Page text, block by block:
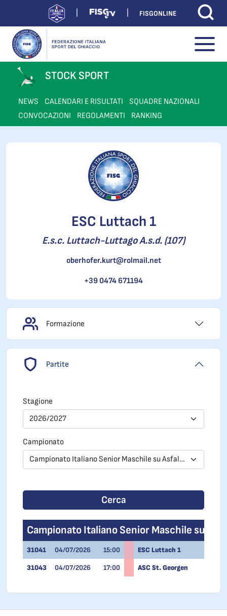
FISGONLINE
STOCK SPORT
NEWS CALENDARI E RISULTATI
SQUADRE NAZIONALI
CONVOCAZIONI
REGOLAMENTI RANKING
ESC Luttach 1
E.s.c. Luttach-Luttago A.s.d. (107)
oberhofer.kurt@rolmail.net
+39 0474 671194
Formazione
Partite
Stagione
2026/2027
Campionato
Campionato Italiano Senior Maschile su Asfalto
Cerca
Campionato Italiano Senior Maschile su
31041 04/07/2026 15:00 ESC Luttach 1
31043 04/07/2026 17:00 ASC St. Georgen